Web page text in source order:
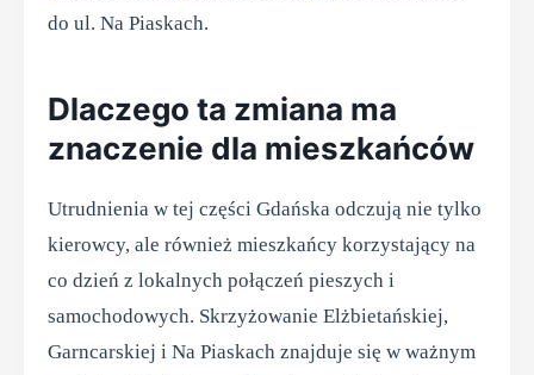
do ul. Na Piaskach.
Dlaczego ta zmiana ma
znaczenie dla mieszkańców
Utrudnienia w tej części Gdańska odczują nie tylko
kierowcy, ale również mieszkańcy korzystający na
co dzień z lokalnych połączeń pieszych i
samochodowych. Skrzyżowanie Elżbietańskiej,
Garncarskiej i Na Piaskach znajduje się w ważnym